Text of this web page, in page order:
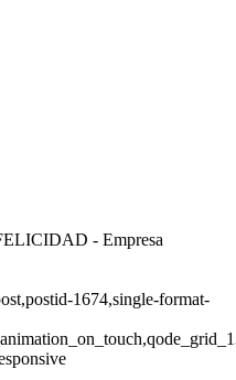
- Empresa
1674,single-format-